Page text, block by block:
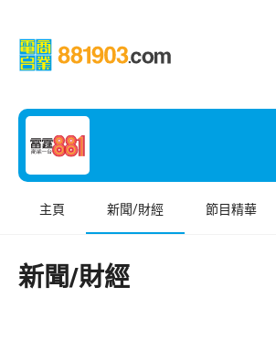
主頁 新聞/財經 節目精華
新聞/財經